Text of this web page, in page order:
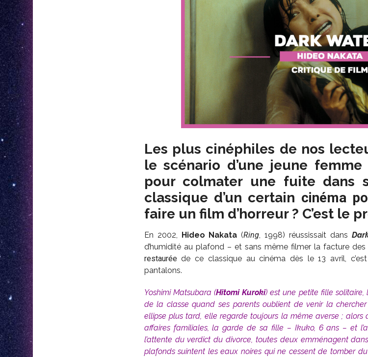
Les plus cinéphiles de nos
le scénario d’une jeune
pour colmater une fuite dans
classique d’un certain cinéma
faire un film d’horreur ? C’est le
En 2002, Hideo Nakata (Ring, 1998) réussissait dans
d’humidité au plafond – et sans même filmer la facture
restauréede ce classique au cinéma dès le 13 avril,
pantalons.
Yoshimi Matsubara (Hitomi Kuroki) est une petite fille
de la classe quand ses parents oublient de venir la chercher
ellipse plus tard, elle regarde toujours la même averse ; alors
affaires familiales, la garde de sa fille – Ikuko, 6 ans – et
l’attente du verdict du divorce, toutes deux emménagent
plafonds suintent les eaux noires qui ne cessent de tomber